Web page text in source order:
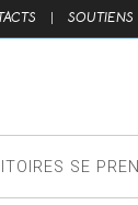
| SOUTIENS
SE